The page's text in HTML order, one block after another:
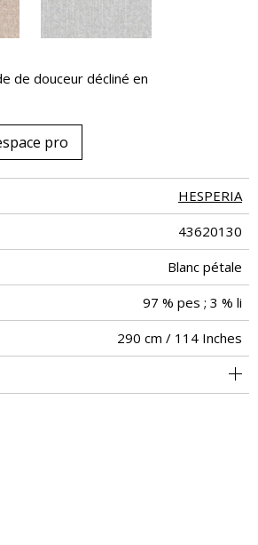
de douceur décliné en
pro
HESPERIA
43620130
Blanc pétale
97 % pes ; 3 % li
290 cm / 114 Inches
<2%
Raccord libre
-
De large
300
Turquie